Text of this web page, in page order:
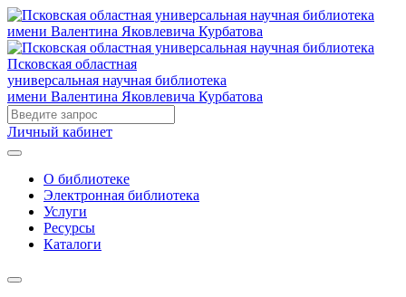
Псковская областная
универсальная научная библиотека
имени Валентина Яковлевича Курбатова
Личный кабинет
О библиотеке
Электронная библиотека
Услуги
Ресурсы
Каталоги